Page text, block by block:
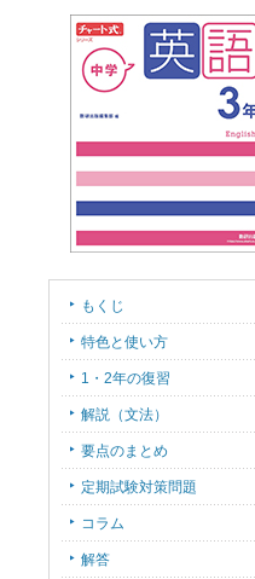
もくじ
特色と使い方
1・2年の復習
解説（文法）
要点のまとめ
定期試験対策問題
コラム
解答